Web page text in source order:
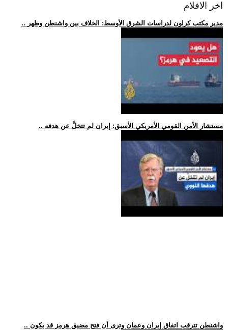
اخر الافلام
.. مدير مكتب كراون لدراسات الشرق الأوسط: الخلاف بين واشنطن وطهر
.. مستشار الأمن القومي الأمريكي الأسبق: إيران لم تتخلَّ عن هدفه
.. واشنطن تترقب اتفاق إيران وعمان وترى أن فتح مضيق هرمز قد يكون